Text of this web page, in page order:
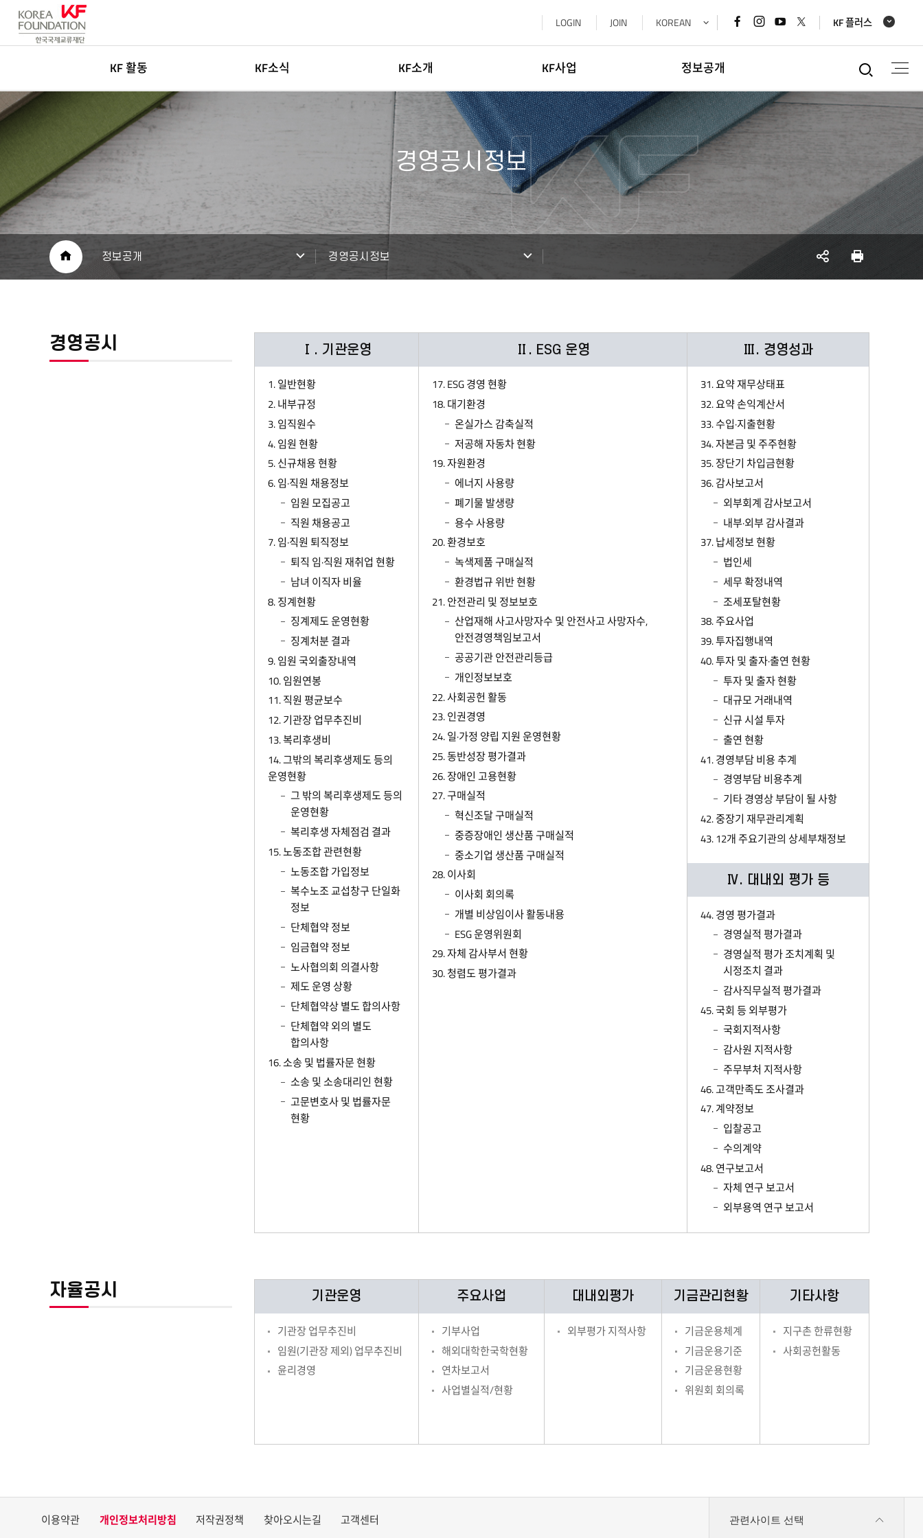
LOGIN JOIN KOREAN 페이스북
인스타그램
유튜브
바로가기
x
바로가기
KF 플러스
KF 활동
글로벌네트워킹
아츠&미디어
국민공공외교
KF소식
재단소개자료
공공외교 자료
KF소개
이사장소개
윤리·인권경영
신고센터
기부참여
찾아오시는길
KF사업
한국학
글로벌네트워킹
문화교류
KF 글로벌 센터
한-중앙아협력포럼사무국
KF 아세안문화원
정보공개
정보공개
경영공시정보
재정정보공개
공공데이터개방
데이터기반행정
사업실명제
통합
경영공시정보
HOME정보공개 경영공시정보 SNS
경영공시 Ⅰ. 기관운영
1. 일반현황
2. 내부규정
3. 임직원수
4. 임원 현황
5. 신규채용 현황
6. 임·직원 채용정보
임원 모집공고
직원 채용공고
7. 임·직원 퇴직정보
퇴직 임·직원 재취업 현황
남녀 이직자 비율
8. 징계현황
징계제도 운영현황
징계처분 결과
9. 임원 국외출장내역
10. 임원연봉
11. 직원 평균보수
12. 기관장 업무추진비
13. 복리후생비
14. 그밖의 복리후생제도 등의
운영현황
그 밖의 복리후생제도 등의
운영현황
복리후생 자체점검 결과
15. 노동조합 관련현황
노동조합 가입정보
복수노조 교섭창구 단일화
정보
단체협약 정보
임금협약 정보
노사협의회 의결사항
제도 운영 상황
단체협약상 별도 합의사항
단체협약 외의 별도
합의사항
16. 소송 및 법률자문 현황
소송 및 소송대리인 현황
고문변호사 및 법률자문
현황
Ⅱ. ESG 운영
17. ESG 경영 현황
18. 대기환경
온실가스 감축실적
저공해 자동차 현황
19. 자원환경
에너지 사용량
폐기물 발생량
용수 사용량
20. 환경보호
녹색제품 구매실적
환경법규 위반 현황
21. 안전관리 및 정보보호
산업재해 사고사망자수 및 안전사고 사망자수,
안전경영책임보고서
공공기관 안전관리등급
개인정보보호
22. 사회공헌 활동
23. 인권경영
24. 일·가정 양립 지원 운영현황
25. 동반성장 평가결과
26. 장애인 고용현황
27. 구매실적
혁신조달 구매실적
중증장애인 생산품 구매실적
중소기업 생산품 구매실적
28. 이사회
이사회 회의록
개별 비상임이사 활동내용
ESG 운영위원회
29. 자체 감사부서 현황
30. 청렴도 평가결과
Ⅲ. 경영성과
31. 요약 재무상태표
32. 요약 손익계산서
33. 수입·지출현황
34. 자본금 및 주주현황
35. 장단기 차입금현황
36. 감사보고서
외부회계 감사보고서
내부·외부 감사결과
37. 납세정보 현황
법인세
세무 확정내역
조세포탈현황
38. 주요사업
39. 투자집행내역
40. 투자 및 출자·출연 현황
투자 및 출자 현황
대규모 거래내역
신규 시설 투자
출연 현황
41. 경영부담 비용 추계
경영부담 비용추계
기타 경영상 부담이 될 사항
42. 중장기 재무관리계획
43. 12개 주요기관의 상세부채정보
Ⅳ. 대내외 평가 등
44. 경영 평가결과
경영실적 평가결과
경영실적 평가 조치계획 및
시정조치 결과
감사직무실적 평가결과
45. 국회 등 외부평가
국회지적사항
감사원 지적사항
주무부처 지적사항
46. 고객만족도 조사결과
47. 계약정보
입찰공고
수의계약
48. 연구보고서
자체 연구 보고서
외부용역 연구 보고서
자율공시 기관운영
기관장 업무추진비
임원(기관장 제외) 업무추진비
윤리경영
주요사업
기부사업
해외대학한국학현황
연차보고서
사업별실적/현황
대내외평가
외부평가 지적사항
기금관리현황
기금운용체계
기금운용기준
기금운용현황
위원회 회의록
기타사항
지구촌 한류현황
사회공헌활동
이용약관 개인정보처리방침 저작권정책 찾아오시는길 고객센터 관련사이트 선택